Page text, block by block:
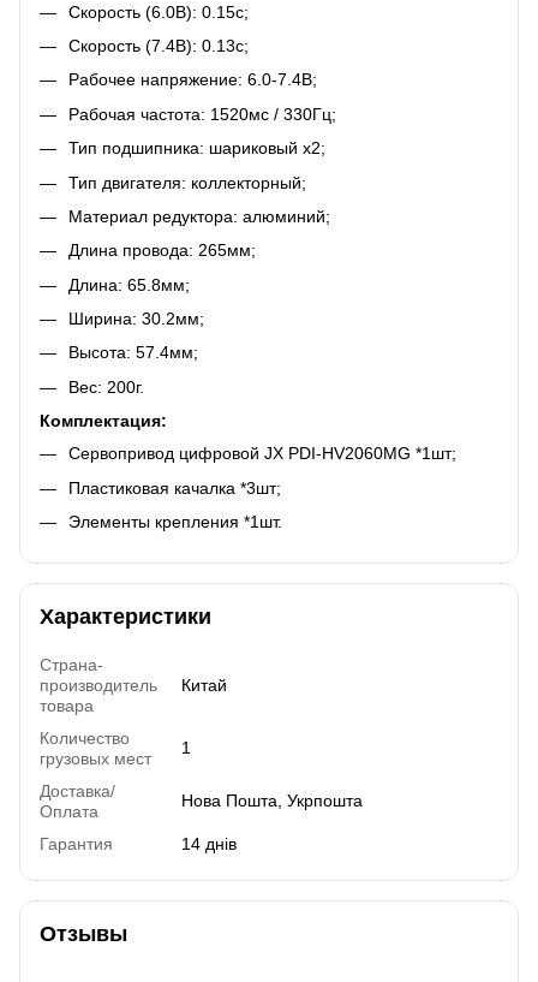
Скорость (6.0В): 0.15с;
Скорость (7.4В): 0.13с;
Рабочее напряжение: 6.0-7.4В;
Рабочая частота: 1520мс / 330Гц;
Тип подшипника: шариковый х2;
Тип двигателя: коллекторный;
Материал редуктора: алюминий;
Длина провода: 265мм;
Длина: 65.8мм;
Ширина: 30.2мм;
Высота: 57.4мм;
Вес: 200г.
Комплектация:
Сервопривод цифровой JX PDI-HV2060MG *1шт;
Пластиковая качалка *3шт;
Элементы крепления *1шт.
Характеристики
Страна-
производитель
товара
Китай
Количество
грузовых мест
1
Доставка/
Оплата
Нова Пошта, Укрпошта
Гарантия 14 днів
Отзывы